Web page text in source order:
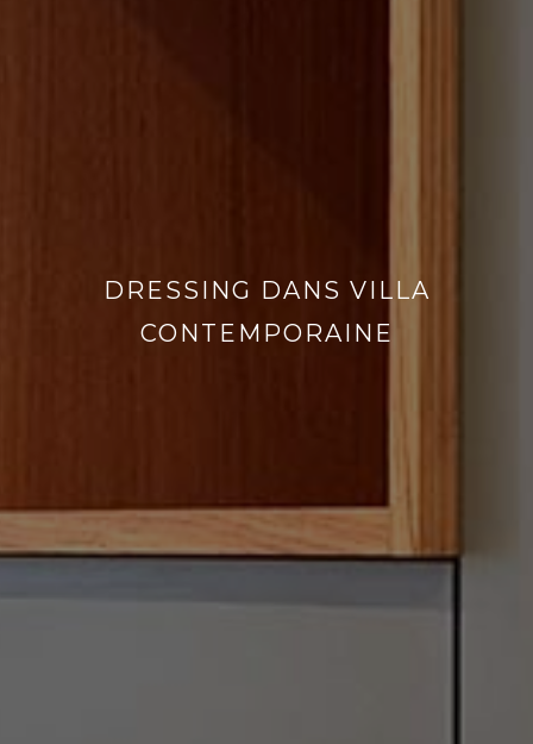
DRESSING DANS VILLA
CONTEMPORAINE